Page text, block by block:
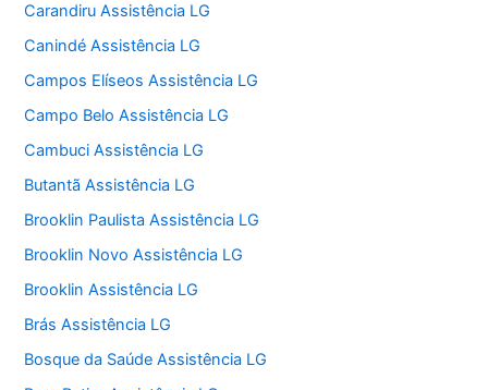
Carandiru Assistência LG
Canindé Assistência LG
Campos Elíseos Assistência LG
Campo Belo Assistência LG
Cambuci Assistência LG
Butantã Assistência LG
Brooklin Paulista Assistência LG
Brooklin Novo Assistência LG
Brooklin Assistência LG
Brás Assistência LG
Bosque da Saúde Assistência LG